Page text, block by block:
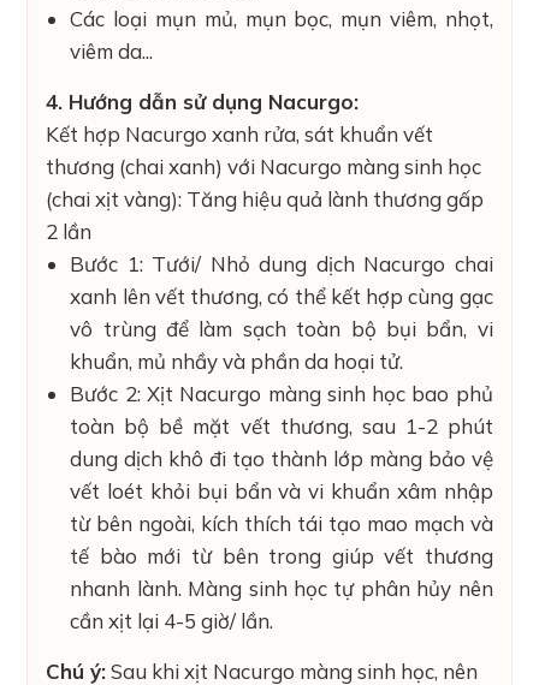
Các loại mụn mủ, mụn bọc, mụn viêm, nhọt,
viêm da...
4. Hướng dẫn sử dụng Nacurgo:
Kết hợp Nacurgo xanh rửa, sát khuẩn vết
thương (chai xanh) với Nacurgo màng sinh học
(chai xịt vàng): Tăng hiệu quả lành thương gấp
2 lần
Bước 1: Tưới/ Nhỏ dung dịch Nacurgo chai
xanh lên vết thương, có thể kết hợp cùng gạc
vô trùng để làm sạch toàn bộ bụi bẩn, vi
khuẩn, mủ nhầy và phần da hoại tử.
Bước 2: Xịt Nacurgo màng sinh học bao phủ
toàn bộ bề mặt vết thương, sau 1-2 phút
dung dịch khô đi tạo thành lớp màng bảo vệ
vết loét khỏi bụi bẩn và vi khuẩn xâm nhập
từ bên ngoài, kích thích tái tạo mao mạch và
tế bào mới từ bên trong giúp vết thương
nhanh lành. Màng sinh học tự phân hủy nên
cần xịt lại 4-5 giờ/ lần.
Chú ý:Sau khi xịt Nacurgo màng sinh học, nên